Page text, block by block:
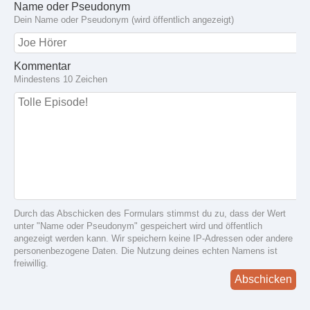
Name oder Pseudonym
Dein Name oder Pseudonym (wird öffentlich angezeigt)
Kommentar
Mindestens 10 Zeichen
Durch das Abschicken des Formulars stimmst du zu, dass der Wert
unter "Name oder Pseudonym" gespeichert wird und öffentlich
angezeigt werden kann. Wir speichern keine IP-Adressen oder andere
personenbezogene Daten. Die Nutzung deines echten Namens ist
freiwillig.
Abschicken